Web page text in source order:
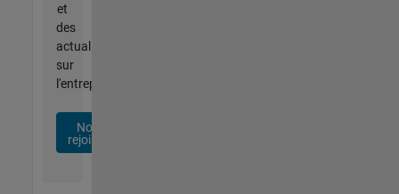
et
des
actualités
sur
l'entreprise.
Nous
rejoindre